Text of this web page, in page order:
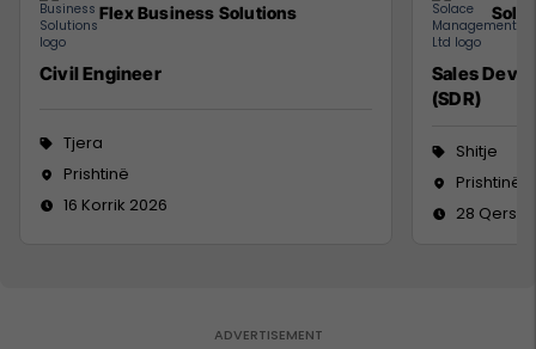
Flex Business Solutions
Civil Engineer
Tjera
Prishtinë
16 Korrik 2026
Sales
(SDR)
Shitje
Prishtinë
28